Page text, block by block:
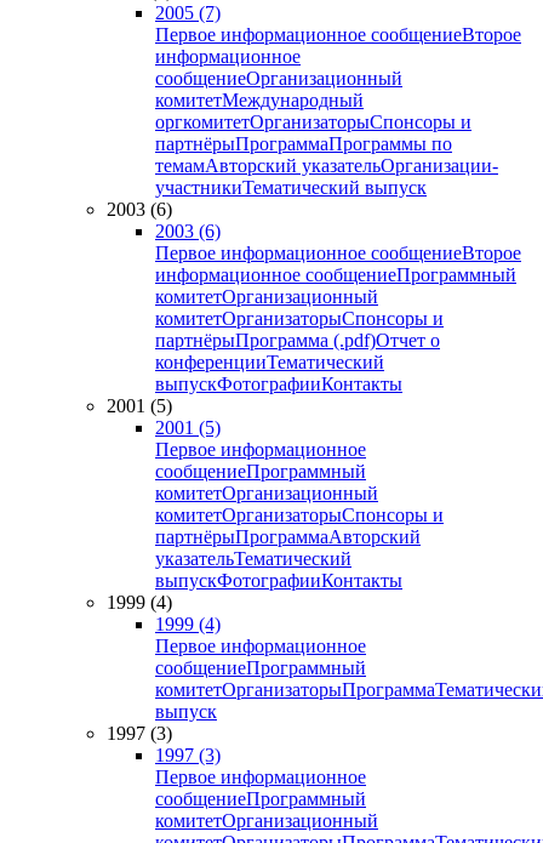
2005 (7)
Первое информационное сообщениеВторое
информационное
сообщениеОрганизационный
комитетМеждународный
оргкомитетОрганизаторыСпонсоры и
партнёрыПрограммаПрограммы по
темамАвторский указательОрганизации-
участникиТематический выпуск
2003 (6)
2003 (6)
Первое информационное сообщениеВторое
информационное сообщениеПрограммный
комитетОрганизационный
комитетОрганизаторыСпонсоры и
партнёрыПрограмма (.pdf)Отчет о
конференцииТематический
выпускФотографииКонтакты
2001 (5)
2001 (5)
Первое информационное
сообщениеПрограммный
комитетОрганизационный
комитетОрганизаторыСпонсоры и
партнёрыПрограммаАвторский
указательТематический
выпускФотографииКонтакты
1999 (4)
1999 (4)
Первое информационное
сообщениеПрограммный
комитетОрганизаторыПрограмма
выпуск
1997 (3)
1997 (3)
Первое информационное
сообщениеПрограммный
комитетОрганизационный